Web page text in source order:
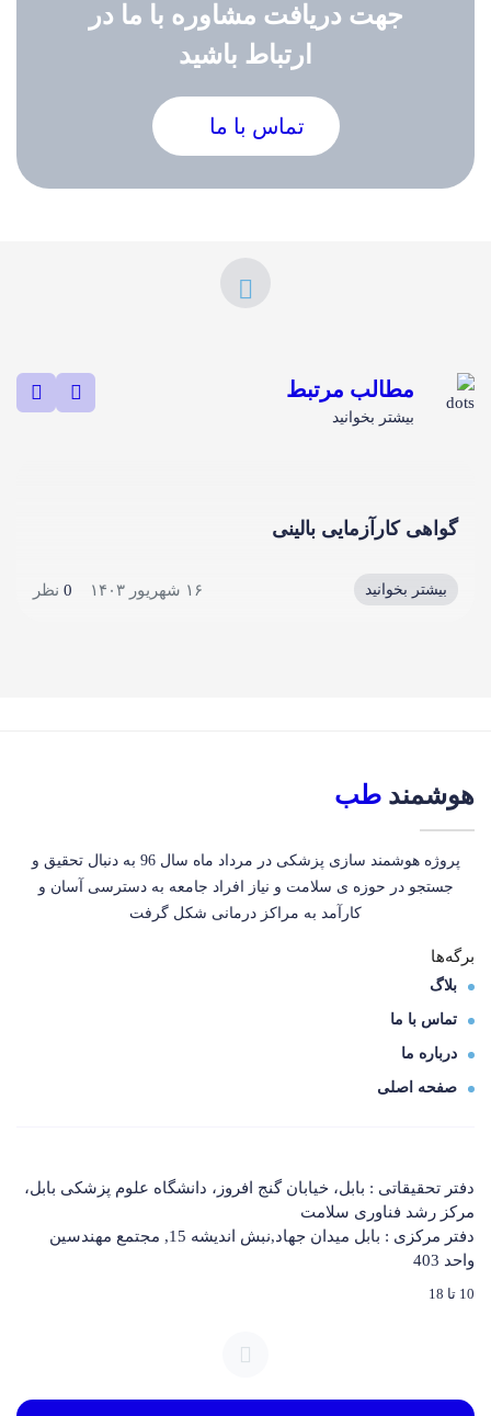
جهت دریافت مشاوره با ما در
ارتباط باشید
تماس با ما
مطالب مرتبط
بیشتر بخوانید
گواهی کارآزمایی بالینی
بیشتر بخوانید ۱۶ شهریور ۱۴۰۳ 0 نظر
هوشمند طب
پروژه هوشمند سازی پزشکی در مرداد ماه سال 96 به دنبال تحقیق و
جستجو در حوزه ی سلامت و نیاز افراد جامعه به دسترسی آسان و
کارآمد به مراکز درمانی شکل گرفت
برگه‌ها
بلاگ
تماس با ما
درباره ما
صفحه اصلی
دفتر تحقیقاتی : بابل، خیابان گنج افروز، دانشگاه علوم پزشکی بابل،
مرکز رشد فناوری سلامت
دفتر مرکزی : بابل میدان جهاد,نبش اندیشه 15, مجتمع مهندسین
واحد 403
10 تا 18